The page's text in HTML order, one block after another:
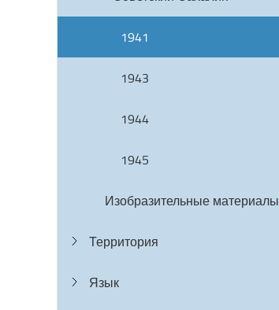
1941
1943
1944
1945
Изобразительные материалы
Территория
Язык